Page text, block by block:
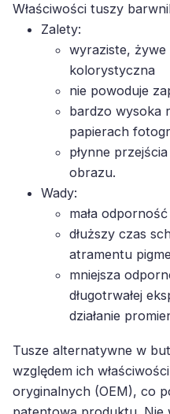
Właściwości tuszy
Zalety:
wyraziste,
kolorystyczna
nie powoduje
bardzo wysoka
papierach
płynne
obrazu.
Wady:
mała
dłuższy czas
atramentu
mniejsza
długotrwałej
działanie
Tusze alternatywne w
względem ich
oryginalnych (OEM), co